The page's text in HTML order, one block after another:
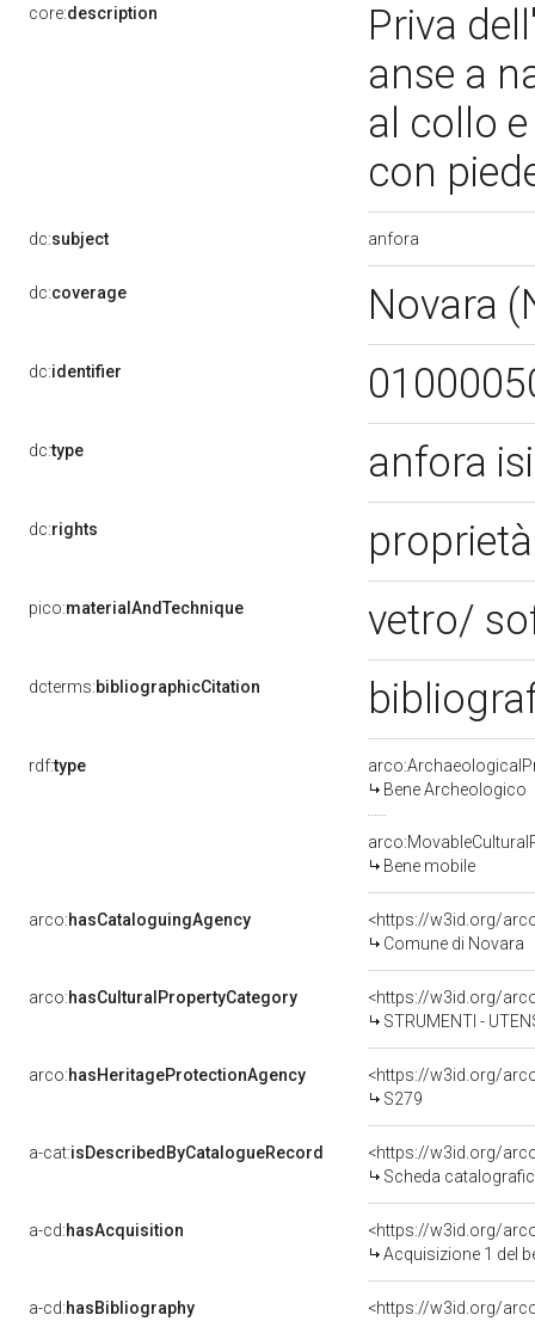
core:description
Priva
anse a
al collo
con
dc:subject anfora
dc:coverage Novara
dc:identifier
dc:type anfora
dc:rights
pico:materialAndTechnique vetro/
dcterms:bibliographicCitation
rdf:type
Bene Archeologico
Bene mobile
arco:hasCataloguingAgency
<https://w3id.org/
Comune di Novara
arco:hasCulturalPropertyCategory
STRUMENTI -
arco:hasHeritageProtectionAgency
<https://w3id.org/
S279
a-cat:isDescribedByCatalogueRecord
<https://w3id.org/
Scheda
a-cd:hasAcquisition
<https://w3id.org/
Acquisizione 1 del
a-cd:hasBibliography
<https://w3id.org/